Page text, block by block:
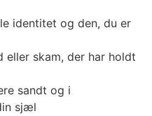
identitet og den, du er
skam, der har holdt
sandt og i
sjæl